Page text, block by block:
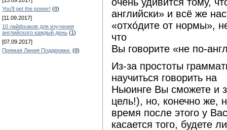
You'll get the power! (0)
[11.09.2017]
10 лайфхаков для изучения
английского каждый день (1)
[07.09.2017]
Прямая Линия Поддержки. (0)
очень удивится тому,
английски» и всё же
«отхóдите от нормы»,
что
Вы говорите «не по-
Из-за простоты
научиться говорить на
Ньюинге Вы сможете и
цель!), но, конечно же,
время после этого у
касается того, будете